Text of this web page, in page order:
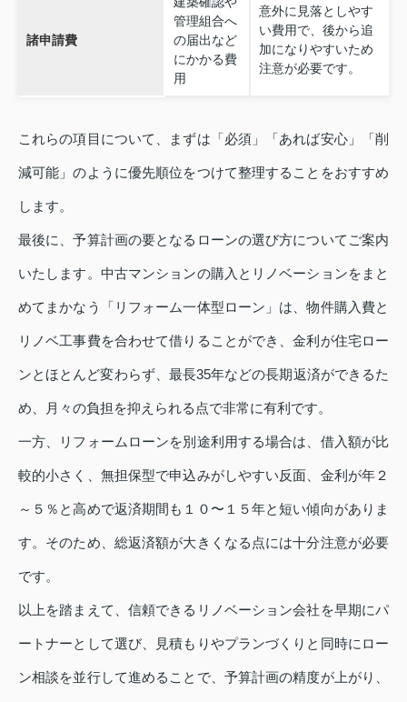
諸申請費
管理組合へ
の届出など
にかかる費
用
意外に見落としやす
い費用で、後から追
加になりやすいため
注意が必要です。
これらの項目について、まずは「必須」「あれば安心」「削
減可能」のように優先順位をつけて整理することをおすすめ
します。
最後に、予算計画の要となるローンの選び方についてご案内
いたします。中古マンションの購入とリノベーションをまと
めてまかなう「リフォーム一体型ローン」は、物件購入費と
リノベ工事費を合わせて借りることができ、金利が住宅ロー
ンとほとんど変わらず、最長35年などの長期返済ができるた
め、月々の負担を抑えられる点で非常に有利です。
一方、リフォームローンを別途利用する場合は、借入額が比
較的小さく、無担保型で申込みがしやすい反面、金利が年２
～５％と高めで返済期間も１０〜１５年と短い傾向がありま
す。そのため、総返済額が大きくなる点には十分注意が必要
です。
以上を踏まえて、信頼できるリノベーション会社を早期にパ
ートナーとして選び、見積もりやプランづくりと同時にロー
ン相談を並行して進めることで、予算計画の精度が上がり、